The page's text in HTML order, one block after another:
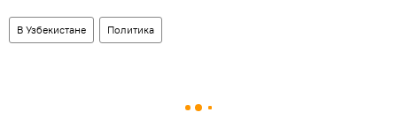
В Узбекистане Политика